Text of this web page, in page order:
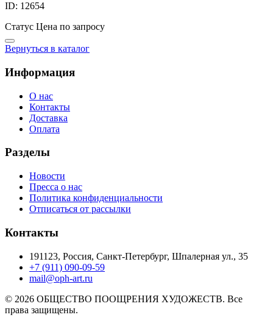
ID: 12654
Статус Цена по запросу
Вернуться в каталог
Информация
О нас
Контакты
Доставка
Оплата
Разделы
Новости
Пресса о нас
Политика конфиденциальности
Отписаться от рассылки
Контакты
191123, Россия, Санкт-Петербург, Шпалерная ул., 35
+7 (911) 090-09-59
mail@oph-art.ru
© 2026 ОБЩЕСТВО ПООЩРЕНИЯ ХУДОЖЕСТВ. Все
права защищены.